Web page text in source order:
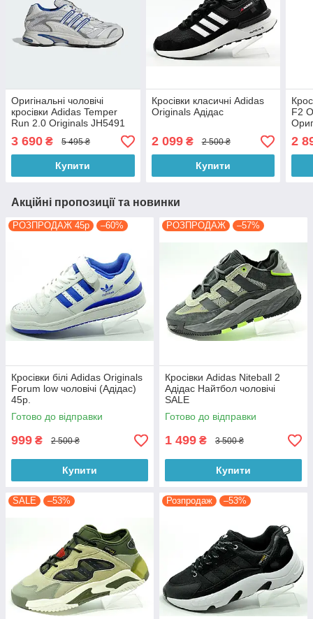
Оригінальні чоловічі
кросівки Adidas Temper
Run 2.0 Originals JH5491
3 690 ₴ 5 495 ₴
Купити
Кросівки класичні Adidas
Originals Адідас
2 099₴ 2 500 ₴
Купити
F2
2
Акційні пропозиції та новинки
РОЗПРОДАЖ 45р –60%
Кросівки білі Adidas Originals
Forum low чоловічі (Адідас)
45р.
Готово до відправки
999 ₴ 2 500 ₴
Купити
РОЗПРОДАЖ –57%
Кросівки Adidas Niteball 2
Адідас Найтбол чоловічі
SALE
Готово до відправки
1 499 ₴ 3 500 ₴
Купити
SALE –53% Розпродаж –53%